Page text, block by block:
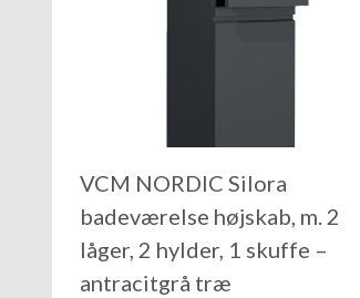
VCM NORDIC Silora
badeværelse højskab, m. 2
låger, 2 hylder, 1 skuffe –
antracitgrå træ